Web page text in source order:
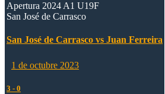
Apertura 2024 A1 U19F
San José de Carrasco
San José de Carrasco vs Juan Ferreira
1 de octubre 2023
3 - 0